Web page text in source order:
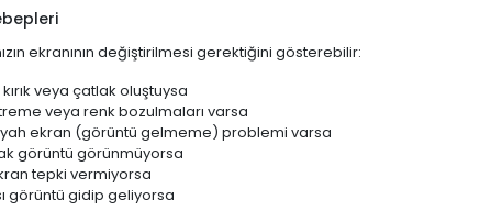
ekranının değiştirilmesi gerektiğini gösterebilir:
veya çatlak oluştuysa
veya renk bozulmaları varsa
ekran (görüntü gelmeme) problemi varsa
görüntü görünmüyorsa
tepki vermiyorsa
görüntü gidip geliyorsa